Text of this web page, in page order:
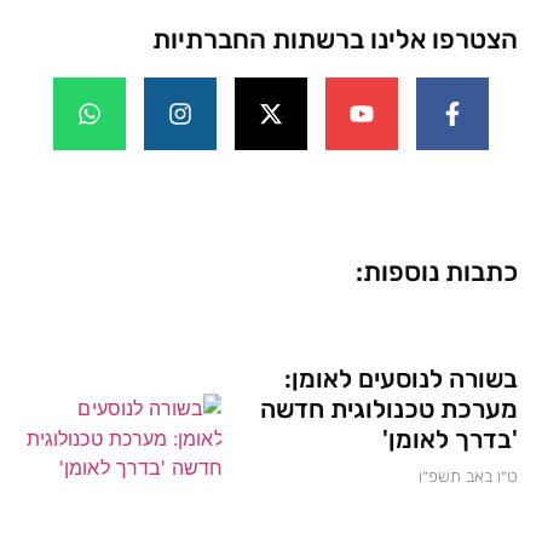
הצטרפו אלינו ברשתות החברתיות
כתבות נוספות:
בשורה לנוסעים לאומן:
מערכת טכנולוגית חדשה
'בדרך לאומן'
ט״ו באב תשפ״ו